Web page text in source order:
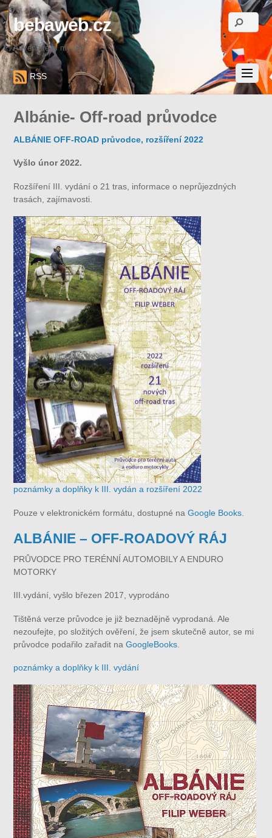
bebaweb.cz
Adventure is my life.
RSS
Albánie- Off-road průvodce
ALBÁNIE OFF-ROAD průvodce, rozšíření 2022
Vyšlo únor 2022.
Rozšíření III. vydání o 21 tras, informace o neprůjezdných
trasách, zajímavosti.
poznámky a doplňky k III. vydán a rozšíření 2022
Pouze v elektronickém formátu, dostupné naGoogle Books
ALBÁNIE – OFF-ROADOVÝ RÁJ
PRŮVODCE PRO TERÉNNÍ AUTOMOBILY A ENDURO
MOTORKY
III.vydání, vyšlo březen 2017, vyprodáno
Tištěná verze průvodce je již beznadějně vyprodaná. Ale
nezoufejte, po složitých ověření, že jsem skutečně autor, se mi
průvodce podařilo zařadit naGoogleBooks
poznámky a doplňky k III. vydání